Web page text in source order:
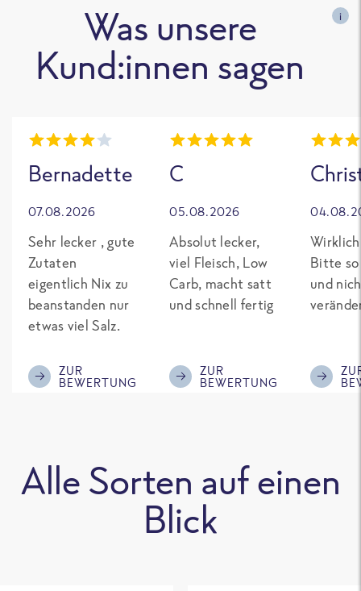
Was unsere
Kund:innen sagen
i
Bernadette
07.08.2026
Sehr lecker , gute
Zutaten
eigentlich Nix zu
beanstanden nur
etwas viel Salz.
ZUR
BEWERTUNG
C
05.08.2026
Absolut lecker,
viel Fleisch, Low
Carb, macht satt
und schnell fertig
ZUR
BEWERTUNG
Bitte so
und
Alle Sorten auf einen
Blick